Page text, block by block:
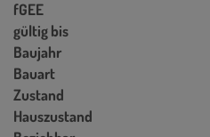
fGEE
gültig bis
Baujahr
Bauart
Zustand
Hauszustand